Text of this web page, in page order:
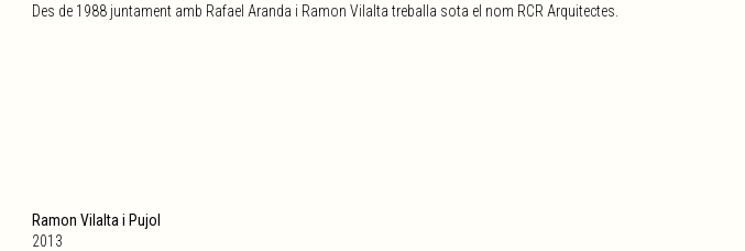
Des de 1988 juntament amb Rafael Aranda i Ramon Vilalta treballa sota el nom RCR Arquitectes.
Ramon Vilalta i Pujol
2013